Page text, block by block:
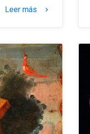
Leer más keyboard_arrow_right